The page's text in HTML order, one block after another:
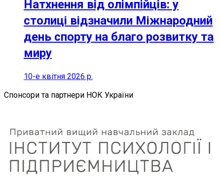
Натхнення від олімпійців: у
столиці відзначили Міжнародний
день спорту на благо розвитку та
миру
10-е квітня 2026 р.
Спонсори та партнери НОК України